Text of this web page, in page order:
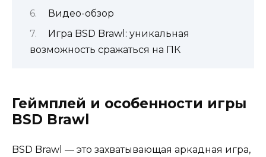
Видео-обзор
Игра BSD Brawl: уникальная
возможность сражаться на ПК
Геймплей и особенности игры
BSD Brawl
BSD Brawl — это захватывающая аркадная игра,